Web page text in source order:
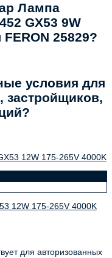
Лампа
GX53 9W
25829?
условия для
застройщиков,
12W 175-265V 4000K
для авторизованных